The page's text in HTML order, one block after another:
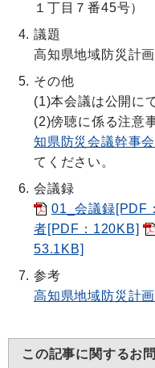
１丁目７番45号）
議題
高知県地域防災計
その他
(1)本会議は公開に
(2)傍聴に係る注意
知県防災会議幹事
てください。
会議録
01_会議録[PDF
者[PDF：120KB]
53.1KB]
参考
高知県地域防災計画
この記事に関するお